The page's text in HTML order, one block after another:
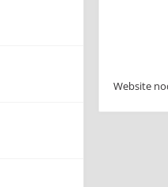
Website